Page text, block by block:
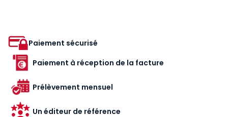
Paiement sécurisé
Paiement à réception de la facture
Prélèvement mensuel
Un éditeur de référence